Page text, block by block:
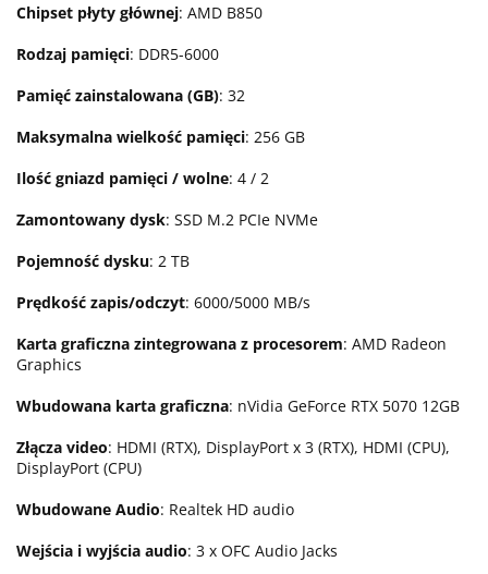
Chipset płyty głównej: AMD B850
Rodzaj pamięci: DDR5-6000
Pamięć zainstalowana (GB): 32
Maksymalna wielkość pamięci: 256 GB
Ilość gniazd pamięci / wolne: 4 / 2
Zamontowany dysk: SSD M.2 PCIe NVMe
Pojemność dysku: 2 TB
Prędkość zapis/odczyt: 6000/5000 MB/s
Karta graficzna zintegrowana z procesorem: AMD Radeon
Graphics
Wbudowana karta graficzna: nVidia GeForce RTX 5070 12GB
Złącza video: HDMI (RTX), DisplayPort x 3 (RTX), HDMI (CPU),
DisplayPort (CPU)
Wbudowane Audio: Realtek HD audio
Wejścia i wyjścia audio: 3 x OFC Audio Jacks